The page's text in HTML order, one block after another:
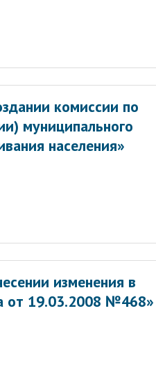
комиссии по
муниципального
населения»
изменения в
от 19.03.2008 №468»